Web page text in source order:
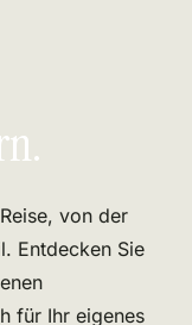
von der
Entdecken Sie
für Ihr eigenes